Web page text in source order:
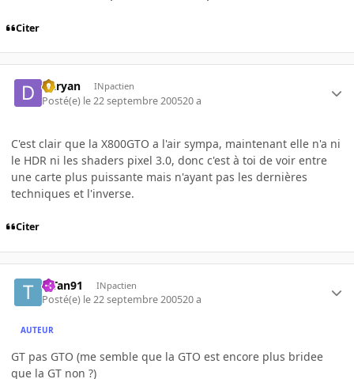
Citer
Daryan INpactien
Posté(e) le 22 septembre 200520 a
C'est clair que la X800GTO a l'air sympa, maintenant elle n'a ni
le HDR ni les shaders pixel 3.0, donc c'est à toi de voir entre
une carte plus puissante mais n'ayant pas les dernières
techniques et l'inverse.
Citer
TiTan91 INpactien
Posté(e) le 22 septembre 200520 a
AUTEUR
GT pas GTO (me semble que la GTO est encore plus bridee
que la GT non ?)